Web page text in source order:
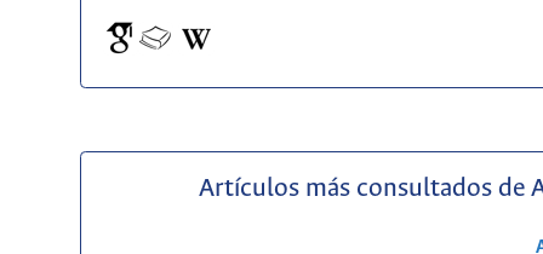
Artículos más consultados de